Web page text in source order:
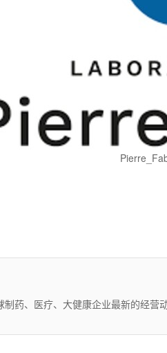
制药、医疗、大健康企业最新的经营